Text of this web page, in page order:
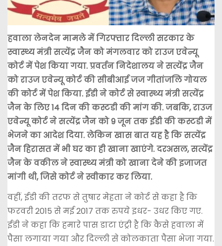
हवाला लेनदेन मामले में गिरफ्तार दिल्ली सरकार के
स्वास्थ्य मंत्री सत्येंद्र जैन को मंगलवार को राउज एवेन्यू
कोर्ट में पेश किया गया. प्रवर्तन निदेशालय ने सत्येंद्र जैन
को राउज एवेन्यू कोर्ट की सीबीआई जज गीतांजलि गोयल
की कोर्ट में पेश किया. ईडी ने कोर्ट से स्वास्थ्य मंत्री सत्येंद्र
जैन के लिए 14 दिन की कस्टडी की मांग की. जबकि, राउज
एवेन्यू कोर्ट ने सत्येंद्र जैन को 9 जून तक ईडी की कस्टडी में
भेजने का आदेश दिया. लेकिन खास बात यह है कि सत्येंद्र
जैन हिरासत में भी घर का ही खाना खाएंगे. दरअसल, सत्येंद्र
जैन के वकील ने स्वास्थ्य मंत्री को खाना देने की इजाजत
मांगी थी, जिसे कोर्ट ने स्वीकार कर लिया.
वहीं, ईडी की तरफ से तुषार मेहता ने कोर्ट से कहा है कि
फरवरी 2015 से मई 2017 तक रुपये इधर- उधर किए गए.
ईडी ने कहा कि हमारे पास डाटा एंट्री है कि कैसे हवाला में
पैसा लगाया गया और दिल्ली से कोलकाता पैसा भेजा गया.